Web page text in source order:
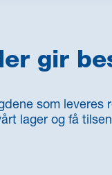
gir
som
lager og få